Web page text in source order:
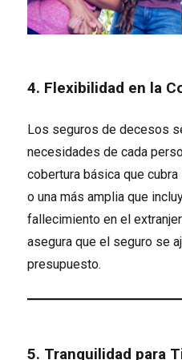
4. Flexibilidad en la
Los seguros de decesos
necesidades de cada
cobertura básica que
o una más amplia que
fallecimiento en el
asegura que el seguro se
presupuesto.
5. Tranquilidad para